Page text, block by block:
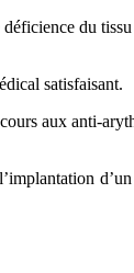
du
satisfaisant.
aux anti-